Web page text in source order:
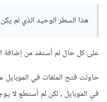
هذا السطر الوحيد الذي لم
على كل حال لم أستفد من إضافة
في الموبايل , لكن لم أستطع لا